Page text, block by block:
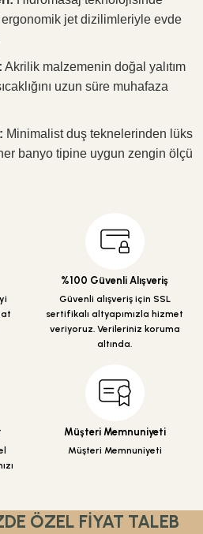
jet dizilimleriyle evde
Akrilik malzemenin doğal yalıtım
uzun süre muhafaza
Minimalist duş teknelerinden lüks
banyo tipine uygun zengin ölçü
%100 Güvenli Alışveriş
Güvenli alışveriş için SSL
sertifikalı altyapımızla hizmet
veriyoruz. Verileriniz koruma
altında.
Müşteri Memnuniyeti
Müşteri Memnuniyeti
ÖZEL FİYAT TALEB